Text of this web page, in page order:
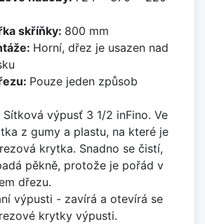
skříňky: 800 mm
Horní, dřez je usazen nad
Pouze jeden způsob
Sítková výpusť 3 1/2 inFino. Ve
z gumy a plastu, na které je
krytka. Snadno se čistí,
pěkně, protože je pořád v
dřezu.
výpusti - zavírá a otevírá se
krytky výpusti.